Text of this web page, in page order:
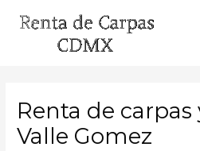
Renta de carpas
Valle Gomez